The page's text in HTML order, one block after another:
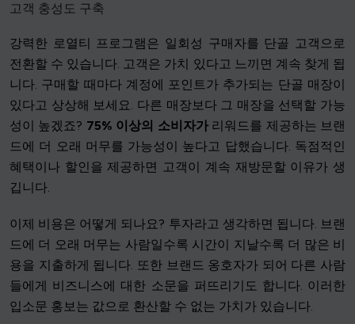
고객 충성도 구축
강력한 로열티 프로그램은 일회성 구매자를 단골 고객으로
전환할 수 있습니다. 고객은 가치 있다고 느끼면 계속 찾게 됩
니다. 구매할 때마다 계정에 포인트가 추가되는 단골 매장이
있다고 상상해 보세요. 다른 매장보다 그 매장을 선택할 가능
성이 높겠죠? 75% 이상의 소비자가리워드를 제공하는 브랜
드에 더 오래 머무를 가능성이 높다고 답했습니다. 독점적인
혜택이나 할인을 제공하면 고객이 계속 재방문할 이유가 생
깁니다.
이제 비용은 어떻게 되나요? 투자라고 생각하면 됩니다. 브랜
드에 더 오래 머무는 사람일수록 시간이 지날수록 더 많은 비
용을 지출하게 됩니다. 또한 브랜드 옹호자가 되어 다른 사람
들에게 비즈니스에 대한 소문을 퍼뜨리기도 합니다. 이러한
입소문 홍보는 값으로 환산할 수 없는 가치가 있습니다.